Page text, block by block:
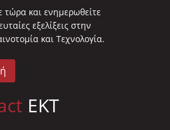
τώρα και ενημερωθείτε
εξελίξεις στην
και Τεχνολογία.
EKT